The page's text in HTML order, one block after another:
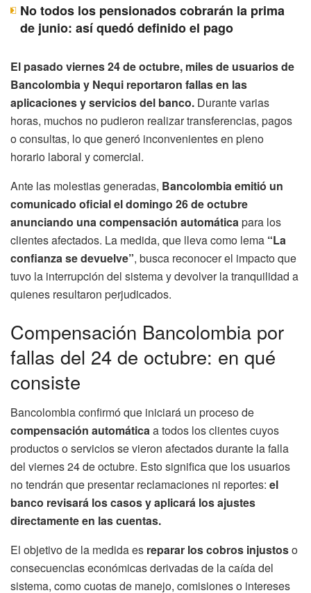
No todos los pensionados cobrarán la prima
de junio: así quedó definido el pago
El pasado viernes 24 de octubre, miles de usuarios de
Bancolombia y Nequi reportaron fallas en las
aplicaciones y servicios del banco. Durante varias
horas, muchos no pudieron realizar transferencias, pagos
o consultas, lo que generó inconvenientes en pleno
horario laboral y comercial.
Ante las molestias generadas, Bancolombia emitió un
comunicado oficial el domingo 26 de octubre
anunciando una compensación automáticapara los
clientes afectados. La medida, que lleva como lema “La
confianza se devuelve”, busca reconocer el impacto que
tuvo la interrupción del sistema y devolver la tranquilidad a
quienes resultaron perjudicados.
Compensación Bancolombia por
fallas del 24 de octubre: en qué
consiste
Bancolombia confirmó que iniciará un proceso de
compensación automáticaa todos los clientes cuyos
productos o servicios se vieron afectados durante la falla
del viernes 24 de octubre. Esto significa que los usuarios
no tendrán que presentar reclamaciones ni reportes: el
banco revisará los casos y aplicará los ajustes
directamente en las cuentas.
El objetivo de la medida es reparar los cobros injustoso
consecuencias económicas derivadas de la caída del
sistema, como cuotas de manejo, comisiones o intereses